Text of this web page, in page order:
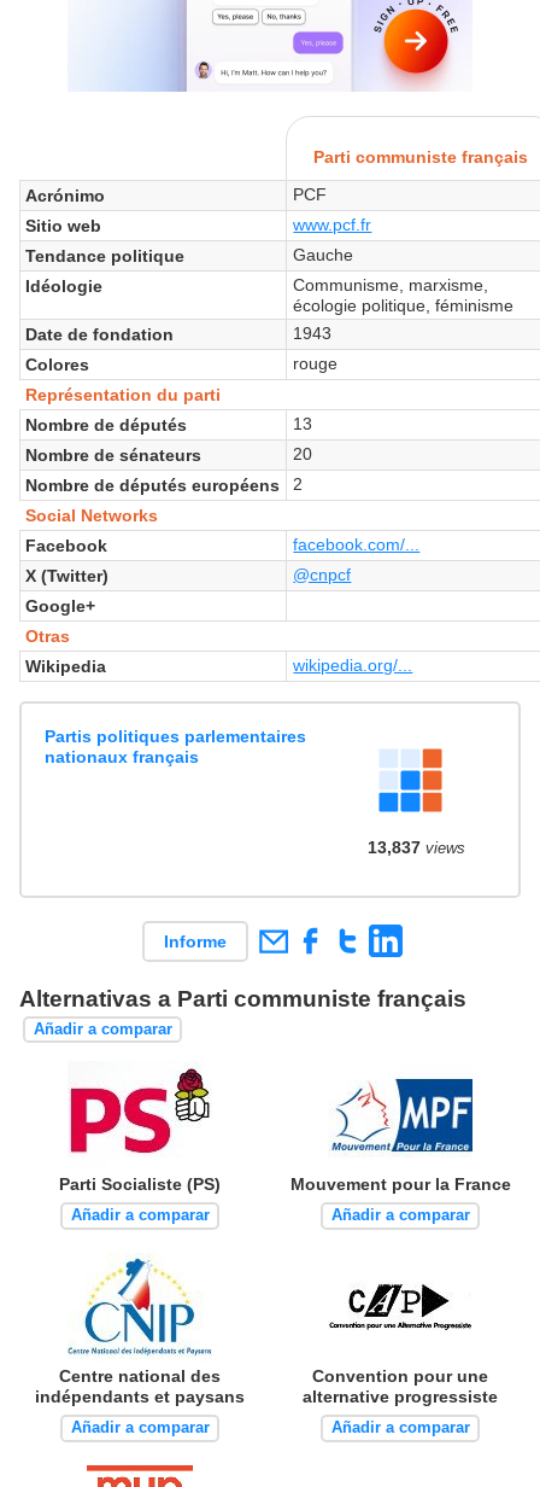
Parti communiste français
Acrónimo
PCF
Sitio web
www.pcf.fr
Tendance politique
Gauche
Idéologie
Communisme, marxisme,
écologie politique, féminisme
Date de fondation
1943
Colores
rouge
Représentation du parti
Nombre de députés
13
Nombre de sénateurs
20
Nombre de députés européens
2
Social Networks
Facebook
facebook.com/...
X (Twitter)
@cnpcf
Google+
Otras
Wikipedia
wikipedia.org/...
Partis politiques parlementaires
nationaux français
13,837views
Informe
Alternativas a Parti communiste français
Añadir a comparar
Parti Socialiste (PS)
Añadir a comparar
Mouvement pour la France
Añadir a comparar
Centre national des
indépendants et paysans
Añadir a comparar
Convention pour une
alternative progressiste
Añadir a comparar